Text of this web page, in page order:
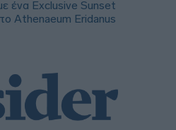
ένα Exclusive Sunset
Athenaeum Eridanus